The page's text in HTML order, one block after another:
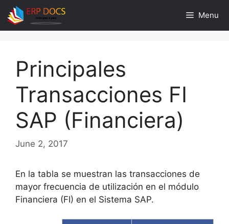
Skip
to
content
Menu
Principales
Transacciones FI
SAP (Financiera)
June 2, 2017
En la tabla se muestran las transacciones de
mayor frecuencia de utilización en el módulo
Financiera (FI) en el Sistema SAP.